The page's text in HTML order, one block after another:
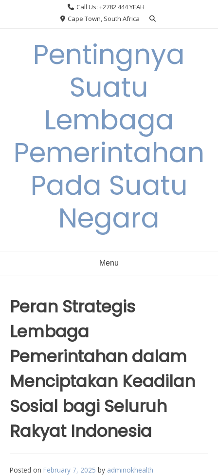
Call Us: +2782 444 YEAH
Cape Town, South Africa
Pentingnya
Suatu
Lembaga
Pemerintahan
Pada Suatu
Negara
Menu
Peran Strategis
Lembaga
Pemerintahan dalam
Menciptakan Keadilan
Sosial bagi Seluruh
Rakyat Indonesia
Posted on February 7, 2025 by adminokhealth